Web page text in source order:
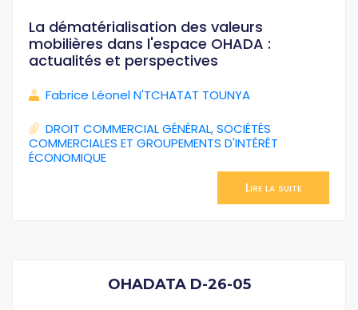
La dématérialisation des valeurs
mobilières dans l'espace OHADA :
actualités et perspectives
Fabrice Léonel N'TCHATAT TOUNYA
DROIT COMMERCIAL GÉNÉRAL,SOCIÉTÉS
COMMERCIALES ET GROUPEMENTS D'INTÉRÊT
ÉCONOMIQUE
Lire la suite
OHADATA D-26-05